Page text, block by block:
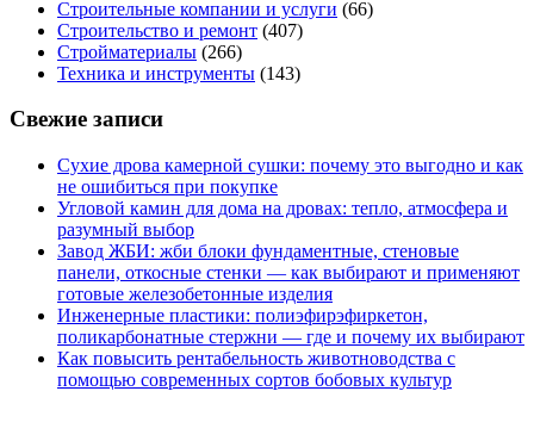
Строительные компании и услуги (66)
Строительство и ремонт (407)
Стройматериалы (266)
Техника и инструменты (143)
Свежие записи
Сухие дрова камерной сушки: почему это выгодно и как
не ошибиться при покупке
Угловой камин для дома на дровах: тепло, атмосфера и
разумный выбор
Завод ЖБИ: жби блоки фундаментные, стеновые
панели, откосные стенки — как выбирают и применяют
готовые железобетонные изделия
Инженерные пластики: полиэфирэфиркетон,
поликарбонатные стержни — где и почему их выбирают
Как повысить рентабельность животноводства с
помощью современных сортов бобовых культур